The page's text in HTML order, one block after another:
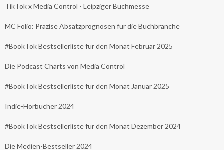
TikTok x Media Control - Leipziger Buchmesse
MC Folio: Präzise Absatzprognosen für die Buchbranche
#BookTok Bestsellerliste für den Monat Februar 2025
Die Podcast Charts von Media Control
#BookTok Bestsellerliste für den Monat Januar 2025
Indie-Hörbücher 2024
#BookTok Bestsellerliste für den Monat Dezember 2024
Die Medien-Bestseller 2024